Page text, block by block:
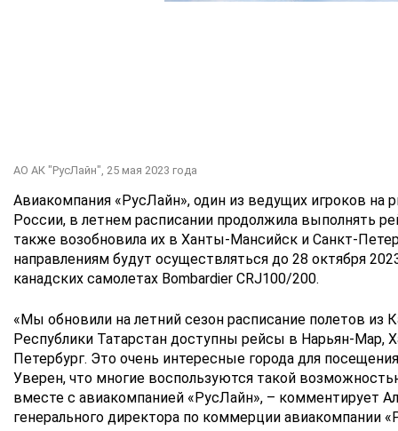
АО АК "РусЛайн", 25 мая 2023 года
Авиакомпания «РусЛайн», один из ведущих игроков на
России, в летнем расписании продолжила выполнять
также возобновила их в Ханты-Мансийск и Санкт-
направлениям будут осуществляться до 28 октября
канадских самолетах Bombardier CRJ100/200.
«Мы обновили на летний сезон расписание полетов из
Республики Татарстан доступны рейсы в Нарьян-Мар,
Петербург. Это очень интересные города для
Уверен, что многие воспользуются такой
вместе с авиакомпанией «РусЛайн», – комментирует
генерального директора по коммерции авиакомпании